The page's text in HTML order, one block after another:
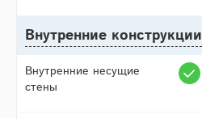
Внутренние конструкции
Внутренние несущие
стены